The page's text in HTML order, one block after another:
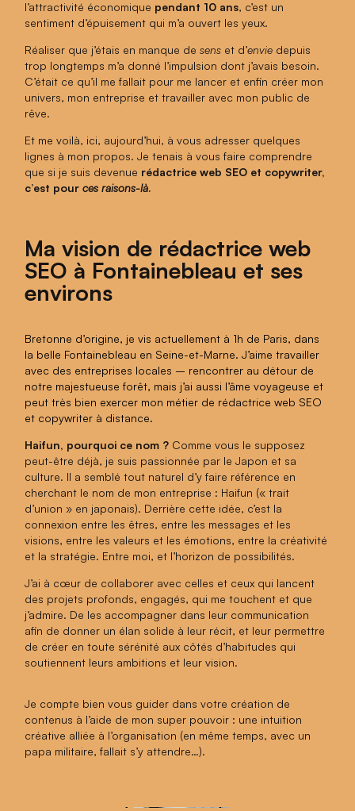
l’attractivité économique pendant 10 ans, c’est un
sentiment d’épuisement qui m’a ouvert les yeux.
Réaliser que j’étais en manque de sens et d’envie depuis
trop longtemps m’a donné l’impulsion dont j’avais besoin.
C’était ce qu’il me fallait pour me lancer et enfin créer mon
univers, mon entreprise et travailler avec mon public de
rêve.
Et me voilà, ici, aujourd’hui, à vous adresser quelques
lignes à mon propos.Je tenais à vous faire comprendre
que si je suis devenue rédactrice web SEO et copywriter,
c’est pour ces raisons-là.
Ma vision de rédactrice web
SEO à Fontainebleau et ses
environs
Bretonne d’origine, je vis actuellement à 1h de Paris, dans
la belle Fontainebleau en Seine-et-Marne. J’aime travailler
avec des entreprises locales – rencontrer au détour de
notre majestueuse forêt, mais j’ai aussi l’âme voyageuse et
peut très bien exercer mon métier de rédactrice web SEO
et copywriter à distance.
Haifun, pourquoi ce nom ? Comme vous le supposez
peut-être déjà, je suis passionnée par le Japon et sa
culture. Il a semblé tout naturel d’y faire référence en
cherchant le nom de mon entreprise : Haifun (« trait
d’union » en japonais). Derrière cette idée, c’est la
connexion entre les êtres, entre les messages et les
visions, entre les valeurs et les émotions, entre la créativité
et la stratégie. Entre moi, et l’horizon de possibilités.
J’ai à cœur de collaborer avec celles et ceux qui lancent
des projets profonds, engagés, qui me touchent et que
j’admire. De les accompagner dans leur communication
afin de donner un élan solide à leur récit, et leur permettre
de créer en toute sérénité aux côtés d’habitudes qui
soutiennent leurs ambitions et leur vision.
Je compte bien vous guider dans votre création de
contenus à l’aide de mon super pouvoir : une intuition
créative alliée à l’organisation (en même temps, avec un
papa militaire, fallait s’y attendre…).